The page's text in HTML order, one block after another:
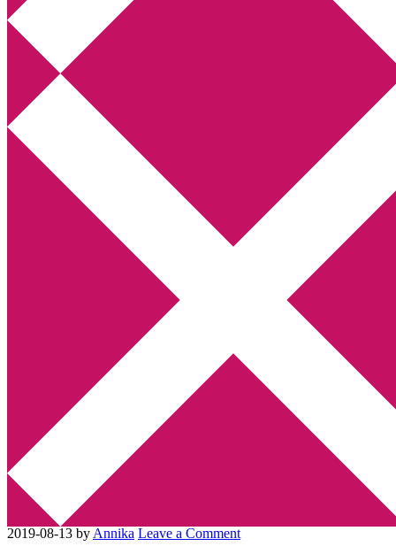
Annikas litteratur- och kulturblogg
Deckare, kriminalromaner, thrillers
Hem
Boktolva
Författarfemman
Kontakt
Webbshop Amazon
Utskriftscentralen
Min tv-blogg
You are here:Home Bokomslag
Det snyggaste bokomslaget jag
Det snyggaste bokomslaget jag
sett!
2019-08-13 by Annika Leave a Comment